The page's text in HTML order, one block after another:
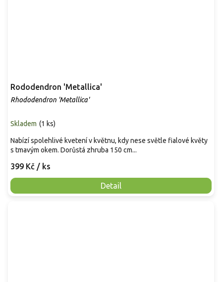
Rododendron 'Metallica'
Rhododendron 'Metallica'
Skladem (1 ks)
399 Kč / ks
Detail
Nabízí spolehlivé kvetení v květnu, kdy nese světle fialové květy
s tmavým okem. Dorůstá zhruba 150 cm...